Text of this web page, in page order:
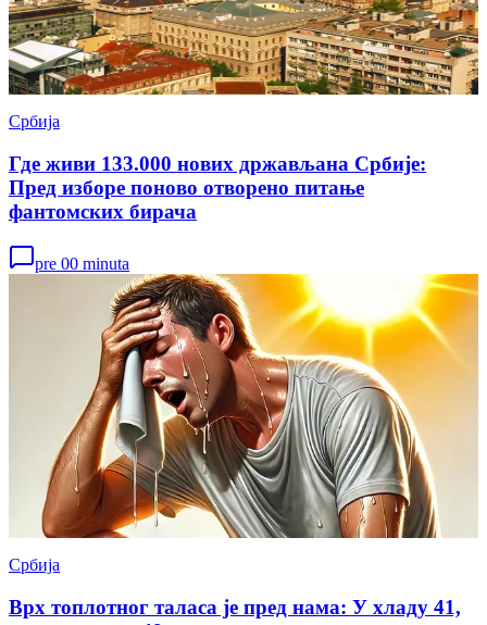
Србија
Где живи 133.000 нових држављана Србије:
Пред изборе поново отворено питање
фантомских бирача
pre 00 minuta
Србија
Врх топлотног таласа је пред нама: У хладу 41,